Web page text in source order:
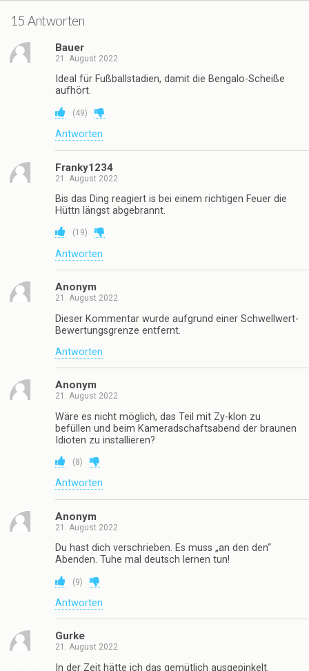
15 Antworten
Bauer
21. August 2022
Ideal für Fußballstadien, damit die Bengalo-Scheiße
aufhört.
(49)
Antworten
Franky1234
21. August 2022
Bis das Ding reagiert is bei einem richtigen Feuer die
Hüttn längst abgebrannt.
(19)
Antworten
Anonym
21. August 2022
Dieser Kommentar wurde aufgrund einer Schwellwert-
Bewertungsgrenze entfernt.
Antworten
Anonym
21. August 2022
Wäre es nicht möglich, das Teil mit Zy-klon zu
befüllen und beim Kameradschaftsabend der braunen
Idioten zu installieren?
(8)
Antworten
Anonym
21. August 2022
Du hast dich verschrieben. Es muss „an den den“
Abenden. Tuhe mal deutsch lernen tun!
(9)
Antworten
Gurke
21. August 2022
In der Zeit hätte ich das gemütlich ausgepinkelt.